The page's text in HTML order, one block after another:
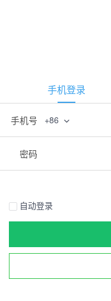
手机登录
手机号 +86
密码
自动登录